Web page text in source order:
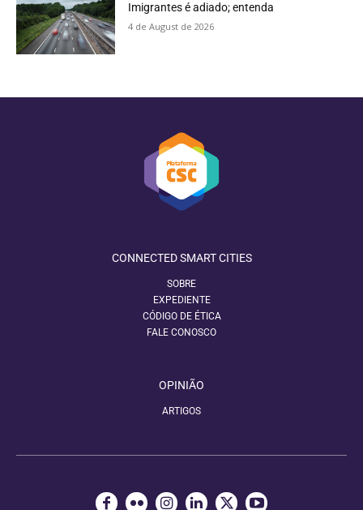
Imigrantes é adiado; entenda
4 de August de 2026
CONNECTED SMART CITIES
SOBRE
EXPEDIENTE
CÓDIGO DE ÉTICA
FALE CONOSCO
OPINIÃO
ARTIGOS